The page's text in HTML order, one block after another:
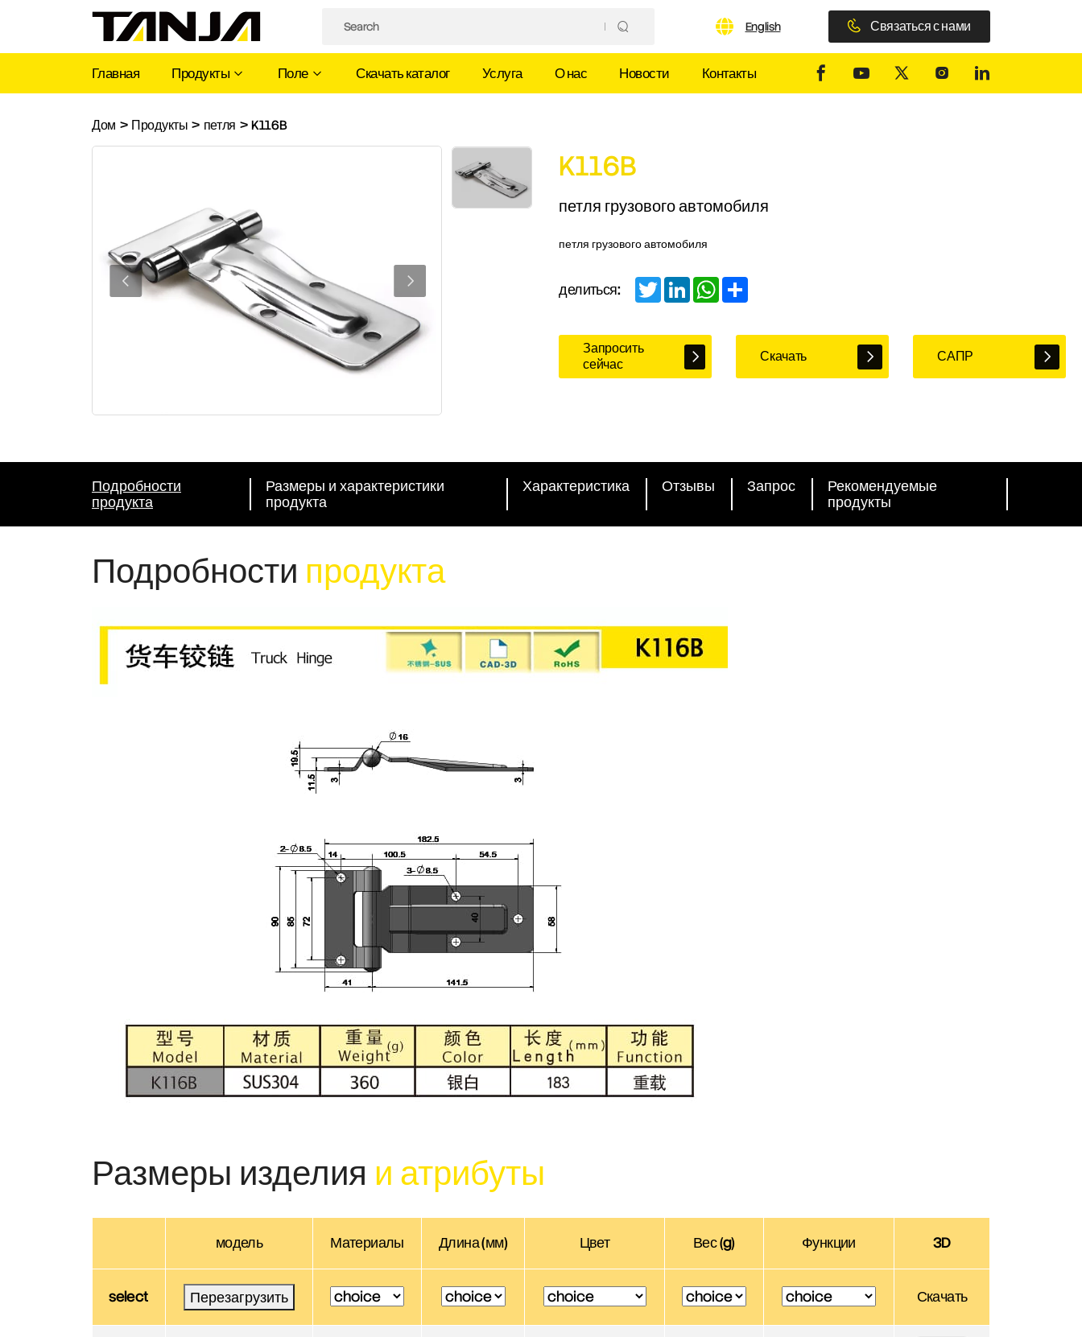
English Связаться с нами
Главная Продукты Поле Скачать каталог Услуга О нас Новости Контакты
Дом > Продукты > петля > K116B
K116B
петля грузового автомобиля
петля грузового автомобиля
делиться: TwitterLinkedInWhatsApp
Share
Запросить
сейчас
Скачать САПР
Подробности
продукта
Размеры и характеристики
продукта
Характеристика Отзывы Запрос
Рекомендуемые
продукты
Подробности продукта
Размеры изделия и атрибуты
модель Материалы Длина (мм) Цвет Вес (g) Функции 3D
select Перезагрузить Скачать